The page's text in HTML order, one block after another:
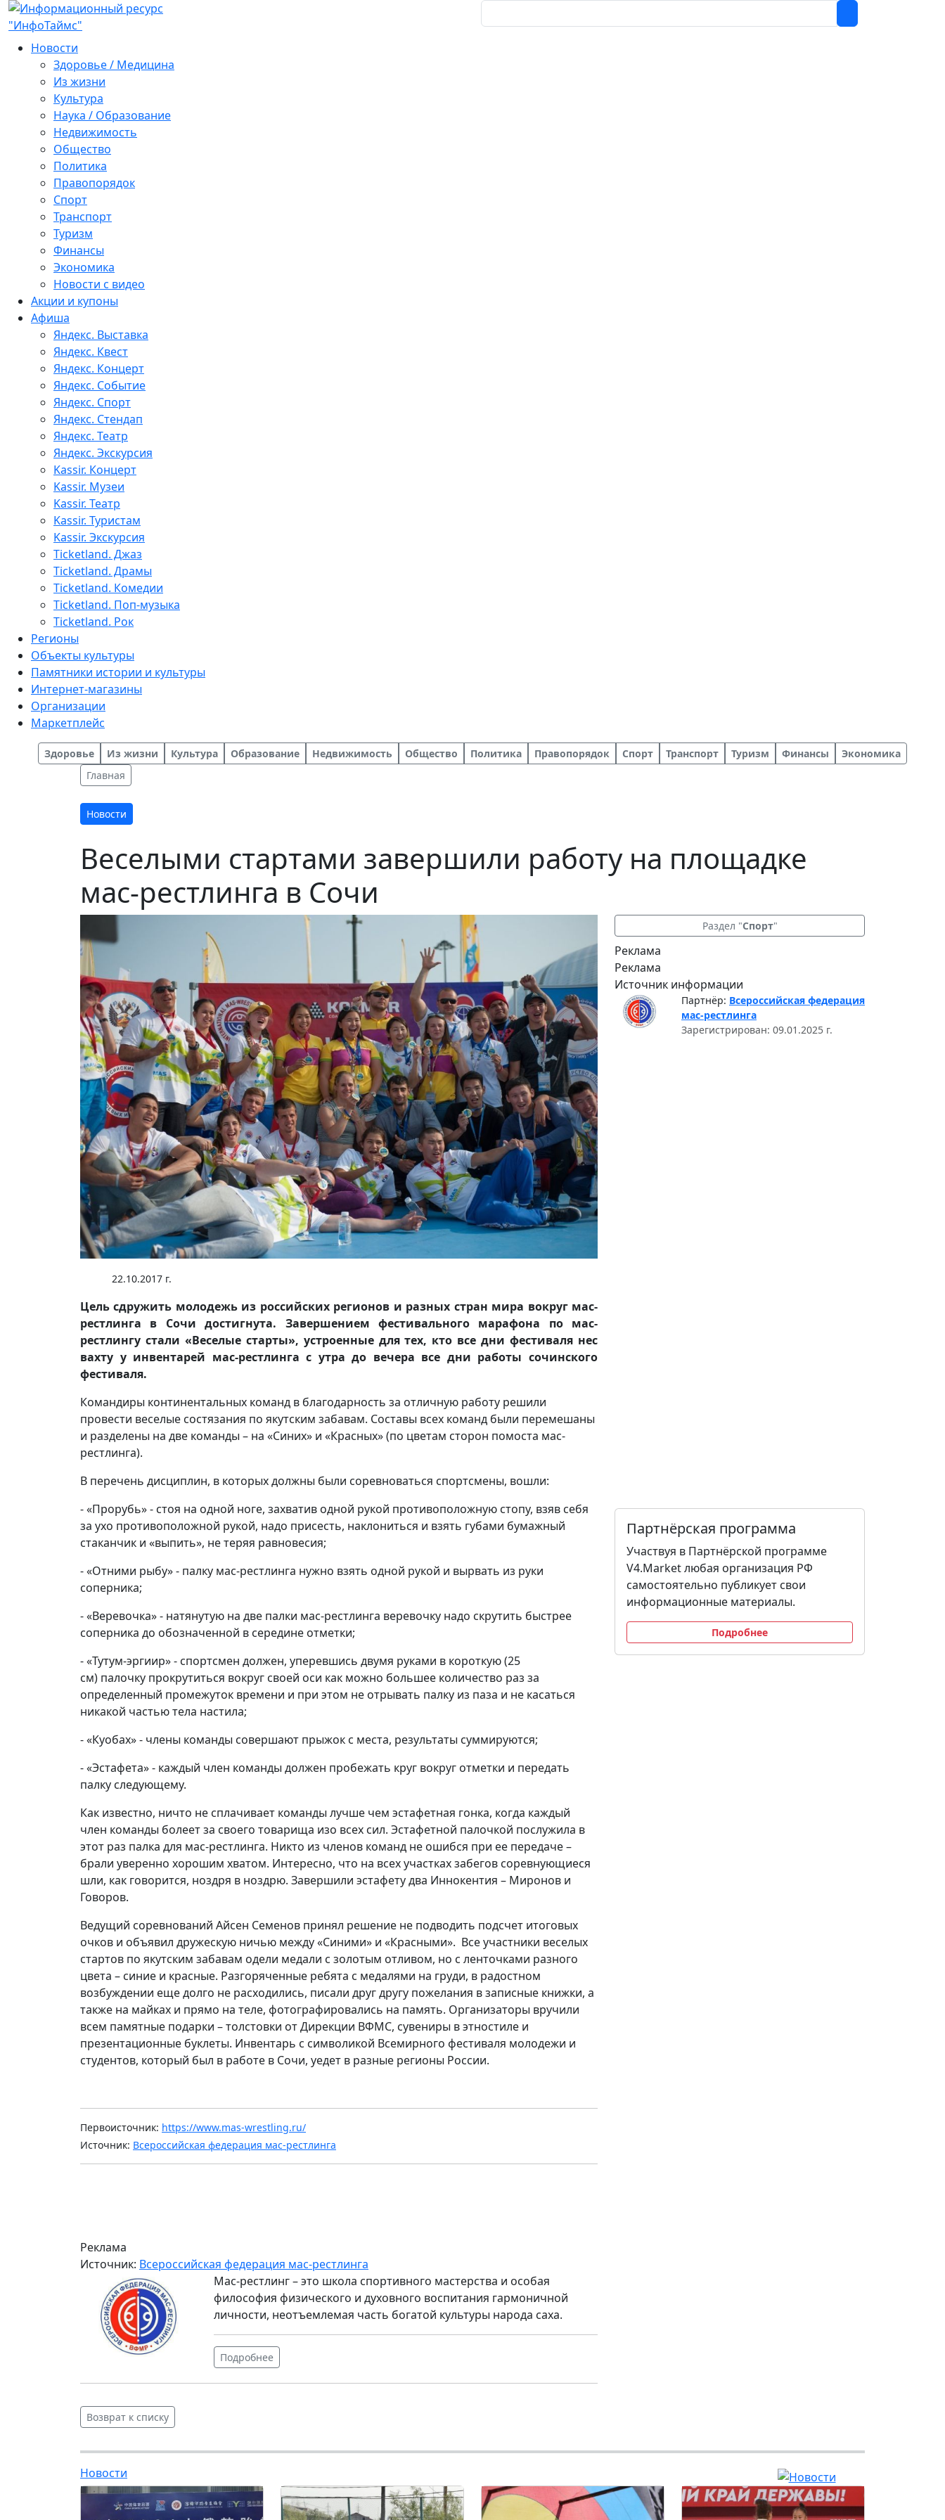
Новости
Здоровье / Медицина
Из жизни
Культура
Наука / Образование
Недвижимость
Общество
Политика
Правопорядок
Спорт
Транспорт
Туризм
Финансы
Экономика
Новости с видео
Акции и купоны
Афиша
Яндекс. Выставка
Яндекс. Квест
Яндекс. Концерт
Яндекс. Событие
Яндекс. Спорт
Яндекс. Стендап
Яндекс. Театр
Яндекс. Экскурсия
Kassir. Концерт
Kassir. Музеи
Kassir. Театр
Kassir. Туристам
Kassir. Экскурсия
Ticketland. Джаз
Ticketland. Драмы
Ticketland. Комедии
Ticketland. Поп-музыка
Ticketland. Рок
Регионы
Объекты культуры
Памятники истории и культуры
Интернет-магазины
Организации
Маркетплейс
Здоровье Из жизни Культура Образование Недвижимость Общество Политика Правопорядок Спорт Транспорт Туризм Финансы
Экономика
Главная
Новости
Веселыми стартами завершили работу на площадке
мас-рестлинга в Сочи
22.10.2017 г.
Цель сдружить молодежь из российских регионов и разных стран мира вокруг мас-
рестлинга в Сочи достигнута. Завершением фестивального марафона по мас-
рестлингу стали «Веселые старты», устроенные для тех, кто все дни фестиваля нес
вахту у инвентарей мас-рестлинга с утра до вечера все дни работы сочинского
фестиваля.
Командиры континентальных команд в благодарность за отличную работу решили
провести веселые состязания по якутским забавам. Составы всех команд были перемешаны
и разделены на две команды – на «Синих» и «Красных» (по цветам сторон помоста мас-
рестлинга).
В перечень дисциплин, в которых должны были соревноваться спортсмены, вошли:
- «Прорубь» - стоя на одной ноге, захватив одной рукой противоположную стопу, взяв себя
за ухо противоположной рукой, надо присесть, наклониться и взять губами бумажный
стаканчик и «выпить», не теряя равновесия;
- «Отними рыбу» - палку мас-рестлинга нужно взять одной рукой и вырвать из руки
соперника;
- «Веревочка» - натянутую на две палки мас-рестлинга веревочку надо скрутить быстрее
соперника до обозначенной в середине отметки;
- «Тутум-эргиир» - спортсмен должен, уперевшись двумя руками в короткую (25
см) палочку прокрутиться вокруг своей оси как можно большее количество раз за
определенный промежуток времени и при этом не отрывать палку из паза и не касаться
никакой частью тела настила;
- «Куобах» - члены команды совершают прыжок с места, результаты суммируются;
- «Эстафета» - каждый член команды должен пробежать круг вокруг отметки и передать
палку следующему.
Как известно, ничто не сплачивает команды лучше чем эстафетная гонка, когда каждый
член команды болеет за своего товарища изо всех сил. Эстафетной палочкой послужила в
этот раз палка для мас-рестлинга. Никто из членов команд не ошибся при ее передаче –
брали уверенно хорошим хватом. Интересно, что на всех участках забегов соревнующиеся
шли, как говорится, ноздря в ноздрю. Завершили эстафету два Иннокентия – Миронов и
Говоров.
Ведущий соревнований Айсен Семенов принял решение не подводить подсчет итоговых
очков и объявил дружескую ничью между «Синими» и «Красными». Все участники веселых
стартов по якутским забавам одели медали с золотым отливом, но с ленточками разного
цвета – синие и красные. Разгоряченные ребята с медалями на груди, в радостном
возбуждении еще долго не расходились, писали друг другу пожелания в записные книжки, а
также на майках и прямо на теле, фотографировались на память. Организаторы вручили
всем памятные подарки – толстовки от Дирекции ВФМС, сувениры в этностиле и
презентационные буклеты. Инвентарь с символикой Всемирного фестиваля молодежи и
студентов, который был в работе в Сочи, уедет в разные регионы России.
Первоисточник: https://www.mas-wrestling.ru/
Источник: Всероссийская федерация мас-рестлинга
Реклама
Источник: Всероссийская федерация мас-рестлинга
Мас-рестлинг – это школа спортивного мастерства и особая
философия физического и духовного воспитания гармоничной
личности, неотъемлемая часть богатой культуры народа саха.
Подробнее
Раздел "Спорт"
Реклама
Реклама
Источник информации
Партнёр: Всероссийская федерация
мас-рестлинга
Зарегистрирован: 09.01.2025 г.
Партнёрская программа
Участвуя в Партнёрской программе
V4.Market любая организация РФ
самостоятельно публикует свои
информационные материалы.
Подробнее
Возврат к списку
Новости